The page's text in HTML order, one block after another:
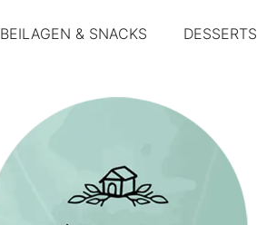
BEILAGEN & SNACKS DESSERTS